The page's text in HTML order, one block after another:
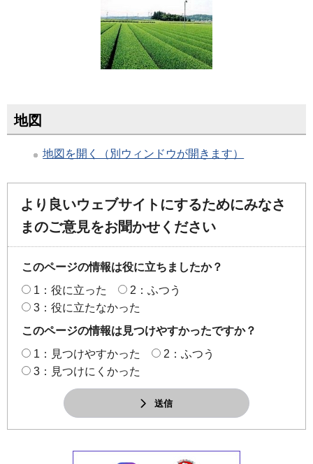
地図
地図を開く（別ウィンドウが開きます）
より良いウェブサイトにするためにみなさ
まのご意見をお聞かせください
このページの情報は役に立ちましたか？
1：役に立った
2：ふつう
3：役に立たなかった
このページの情報は見つけやすかったですか？
1：見つけやすかった
2：ふつう
3：見つけにくかった
送信